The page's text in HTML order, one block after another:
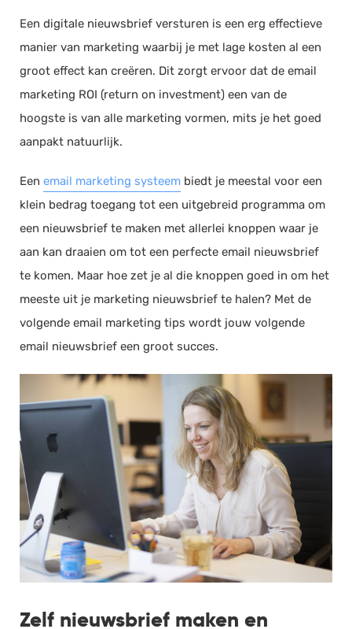
Een digitale nieuwsbrief versturen is een erg effectieve
manier van marketing waarbij je met lage kosten al een
groot effect kan creëren. Dit zorgt ervoor dat de email
marketing ROI (return on investment) een van de
hoogste is van alle marketing vormen, mits je het goed
aanpakt natuurlijk.
Een email marketing systeem biedt je meestal voor een
klein bedrag toegang tot een uitgebreid programma om
een nieuwsbrief te maken met allerlei knoppen waar je
aan kan draaien om tot een perfecte email nieuwsbrief
te komen. Maar hoe zet je al die knoppen goed in om het
meeste uit je marketing nieuwsbrief te halen? Met de
volgende email marketing tips wordt jouw volgende
email nieuwsbrief een groot succes.
Zelf nieuwsbrief maken en